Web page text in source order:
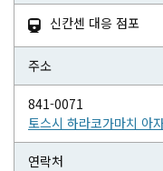
 신칸센 대응 점포
주소
841-0071
토스시 하라코가마치 아
연락처